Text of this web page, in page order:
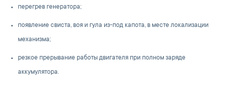
перегрев генератора;
появление свиста, воя и гула из-под капота, в месте локализации
механизма;
резкое прерывание работы двигателя при полном заряде
аккумулятора.